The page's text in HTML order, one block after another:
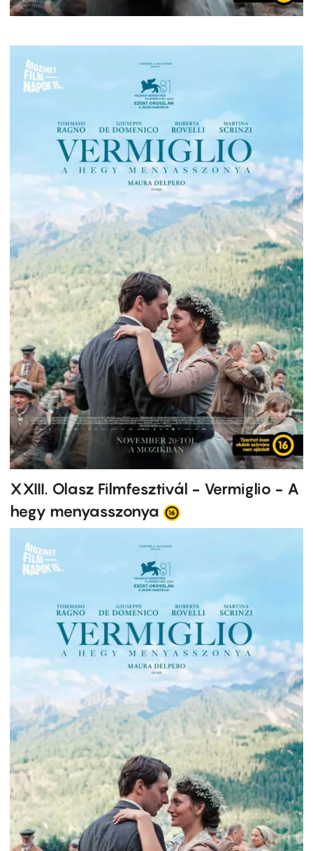
XXIII. Olasz Filmfesztivál - Vermiglio - A
hegy menyasszonya